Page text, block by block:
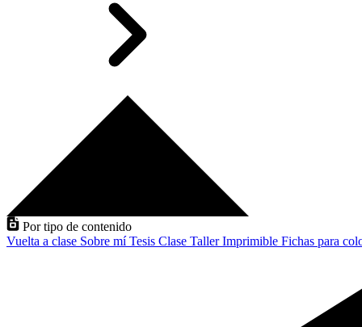
Por tipo de contenido
Vuelta a clase Sobre míTesis Clase TallerImprimible Fichas para